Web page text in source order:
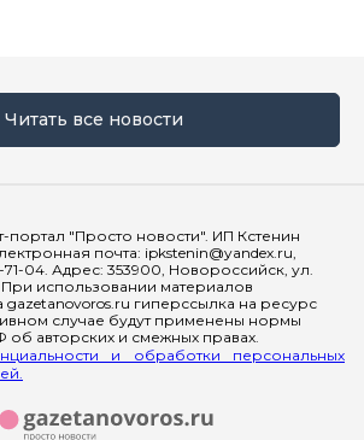
Читать все новости
портал "Просто новости". ИП Кстенин
почта: ipkstenin@yandex.ru,
04. Адрес: 353900, Новороссийск, ул.
использовании материалов
gazetanovoros.ru гиперссылка на ресурс
случае будут применены нормы
об авторских и смежных правах.
и обработки персональных